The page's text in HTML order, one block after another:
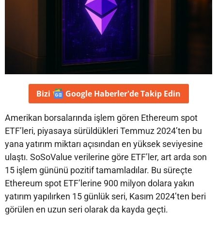
Bizi Google Haberler'deTakip Edin
Amerikan borsalarında işlem gören Ethereum spot
ETF’leri, piyasaya sürüldükleri Temmuz 2024’ten bu
yana yatırım miktarı açısından en yüksek seviyesine
ulaştı. SoSoValue verilerine göre ETF’ler, art arda son
15 işlem gününü pozitif tamamladılar. Bu süreçte
Ethereum spot ETF’lerine 900 milyon dolara yakın
yatırım yapılırken 15 günlük seri, Kasım 2024’ten beri
görülen en uzun seri olarak da kayda geçti.